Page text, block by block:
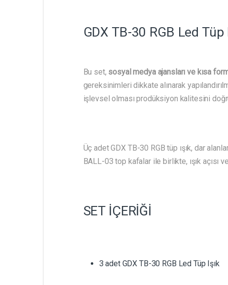
GDX TB-30 RGB Led Tüp
Bu set, sosyal medya ajansları ve kısa
gereksinimleri dikkate alınarak
işlevsel olması prodüksiyon kalitesini
Üç adet GDX TB-30 RGB tüp ışık, dar
BALL-03 top kafalar ile birlikte, ışık açısı
SET İÇERİĞİ
3 adet GDX TB-30 RGB Led Tüp Işık